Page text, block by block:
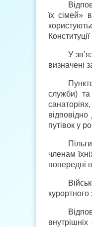
їх сімей»
У
визначені
служби)
путівок у
членам
попередні
курортного